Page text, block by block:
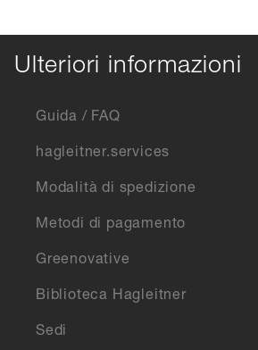
Ulteriori informazioni
Guida / FAQ
hagleitner.services
Modalità di spedizione
Metodi di pagamento
Greenovative
Biblioteca Hagleitner
Sedi